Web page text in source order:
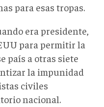
para esas tropas.
era presidente,
para permitir la
país a otras siete
la impunidad
civiles
nacional.